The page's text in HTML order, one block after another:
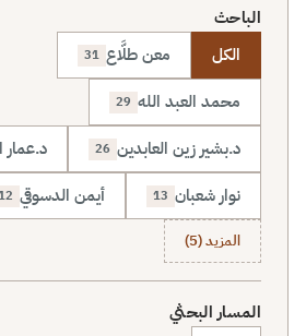
الباحث
الكل
معن طلَّاع 31
محمد العبد الله 29
د.بشير زين العابدين 26
نوار شعبان 13 أيمن الدسوقي
المزيد (5)
المسار البحثي